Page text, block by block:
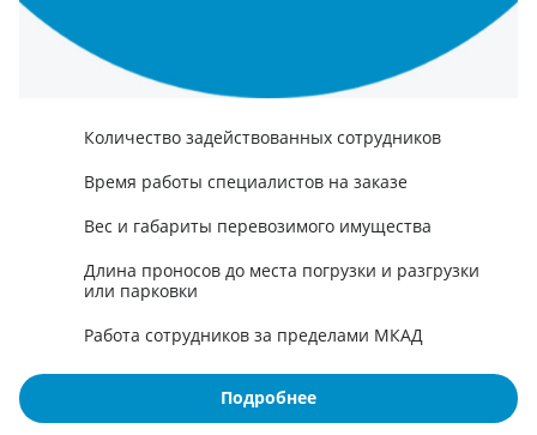
Количество задействованных сотрудников
Время работы специалистов на заказе
Вес и габариты перевозимого имущества
Длина проносов до места погрузки и разгрузки
или парковки
Работа сотрудников за пределами МКАД
Подробнее